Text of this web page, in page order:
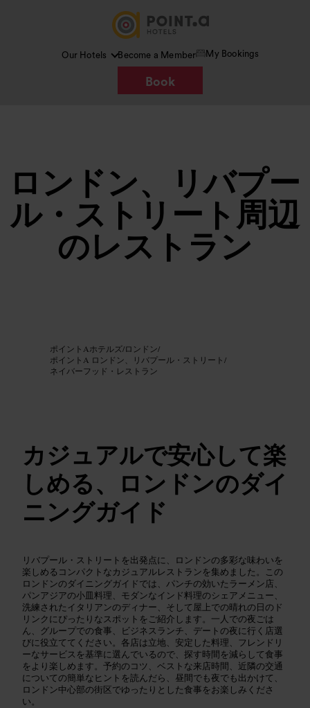
Our Hotels Become a Member My Bookings
Book
ロンドン、リバプー
ル・ストリート周辺
のレストラン
ポイントAホテルズ/ロンドン/
ポイントA ロンドン、リバプール・ストリート/
ネイバーフッド・レストラン
カジュアルで安心して楽
しめる、ロンドンのダイ
ニングガイド
リバプール・ストリートを出発点に、ロンドンの多彩な味わいを
楽しめるコンパクトなカジュアルレストランを集めました。この
ロンドンのダイニングガイドでは、パンチの効いたラーメン店、
パンアジアの小皿料理、モダンなインド料理のシェアメニュー、
洗練されたイタリアンのディナー、そして屋上での晴れの日のド
リンクにぴったりなスポットをご紹介します。一人での夜ごは
ん、グループでの食事、ビジネスランチ、デートの夜に行く店選
びに役立ててください。各店は立地、安定した料理、フレンドリ
ーなサービスを基準に選んでいるので、探す時間を減らして食事
をより楽しめます。予約のコツ、ベストな来店時間、近隣の交通
についての簡単なヒントを読んだら、昼間でも夜でも出かけて、
ロンドン中心部の街区でゆったりとした食事をお楽しみくださ
い。